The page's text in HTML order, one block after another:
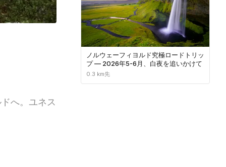
へ。ユネス
ノルウェーフィヨルド究極ロードトリッ
プ ― 2026年5-6月、白夜を追いかけて
0.3 km先